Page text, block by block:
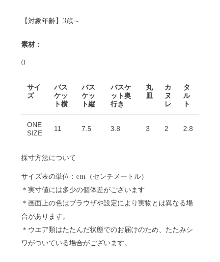
【対象年齢】3歳～
素材：
0
サイ
ズ
バス
ケッ
ト横
バス
ケッ
ト縦
バスケ
ット奥
行き
丸
皿
カ
ヌ
レ
タ
ル
ト
ONE
SIZE
11 7.5 3.8 3 2 2.8
採寸方法について
サイズ表の単位：cm（センチメートル）
＊実寸値には多少の個体差がございます
＊画面上の色はブラウザや設定により実物とは異なる場
合があります。
＊ウエア類はたたんだ状態でのお届けのため、たたみシ
ワがついている場合がございます。